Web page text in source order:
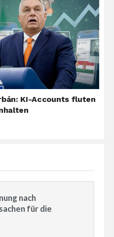
KI-Accounts fluten
nach
für die